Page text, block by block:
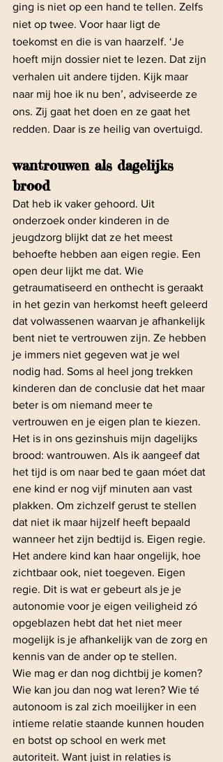
ging is niet op een hand te tellen. Zelfs
niet op twee. Voor haar ligt de
toekomst en die is van haarzelf. ‘Je
hoeft mijn dossier niet te lezen. Dat zijn
verhalen uit andere tijden. Kijk maar
naar mij hoe ik nu ben’, adviseerde ze
ons. Zij gaat het doen en ze gaat het
redden. Daar is ze heilig van overtuigd.
wantrouwen als dagelijks
brood
Dat heb ik vaker gehoord. Uit
onderzoek onder kinderen in de
jeugdzorg blijkt dat ze het meest
behoefte hebben aan eigen regie. Een
open deur lijkt me dat. Wie
getraumatiseerd en onthecht is geraakt
in het gezin van herkomst heeft geleerd
dat volwassenen waarvan je afhankelijk
bent niet te vertrouwen zijn. Ze hebben
je immers niet gegeven wat je wel
nodig had. Soms al heel jong trekken
kinderen dan de conclusie dat het maar
beter is om niemand meer te
vertrouwen en je eigen plan te kiezen.
Het is in ons gezinshuis mijn dagelijks
brood: wantrouwen. Als ik aangeef dat
het tijd is om naar bed te gaan móet dat
ene kind er nog vijf minuten aan vast
plakken. Om zichzelf gerust te stellen
dat niet ik maar hijzelf heeft bepaald
wanneer het zijn bedtijd is. Eigen regie.
Het andere kind kan haar ongelijk, hoe
zichtbaar ook, niet toegeven. Eigen
regie. Dit is wat er gebeurt als je je
autonomie voor je eigen veiligheid zó
opgeblazen hebt dat het niet meer
mogelijk is je afhankelijk van de zorg en
kennis van de ander op te stellen.
Wie mag er dan nog dichtbij je komen?
Wie kan jou dan nog wat leren? Wie té
autonoom is zal zich moeilijker in een
intieme relatie staande kunnen houden
en botst op school en werk met
autoriteit. Want juist in relaties is